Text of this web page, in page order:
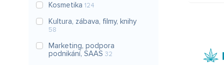
Kosmetika 124
Kultura, zábava, filmy, knihy
58
Marketing, podpora
podnikání, SAAS 32